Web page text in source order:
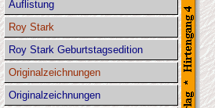
Auflistung
Roy Stark
Roy Stark Geburtstagsedition
Originalzeichnungen
Originalzeichnungen